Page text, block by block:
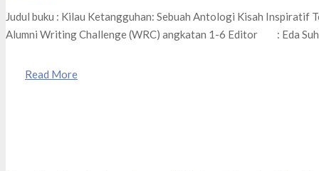
Judul buku : Kilau Ketangguhan: Sebuah Antologi Kisah
Alumni Writing Challenge (WRC) angkatan 1-6 Editor : Eda
Read More